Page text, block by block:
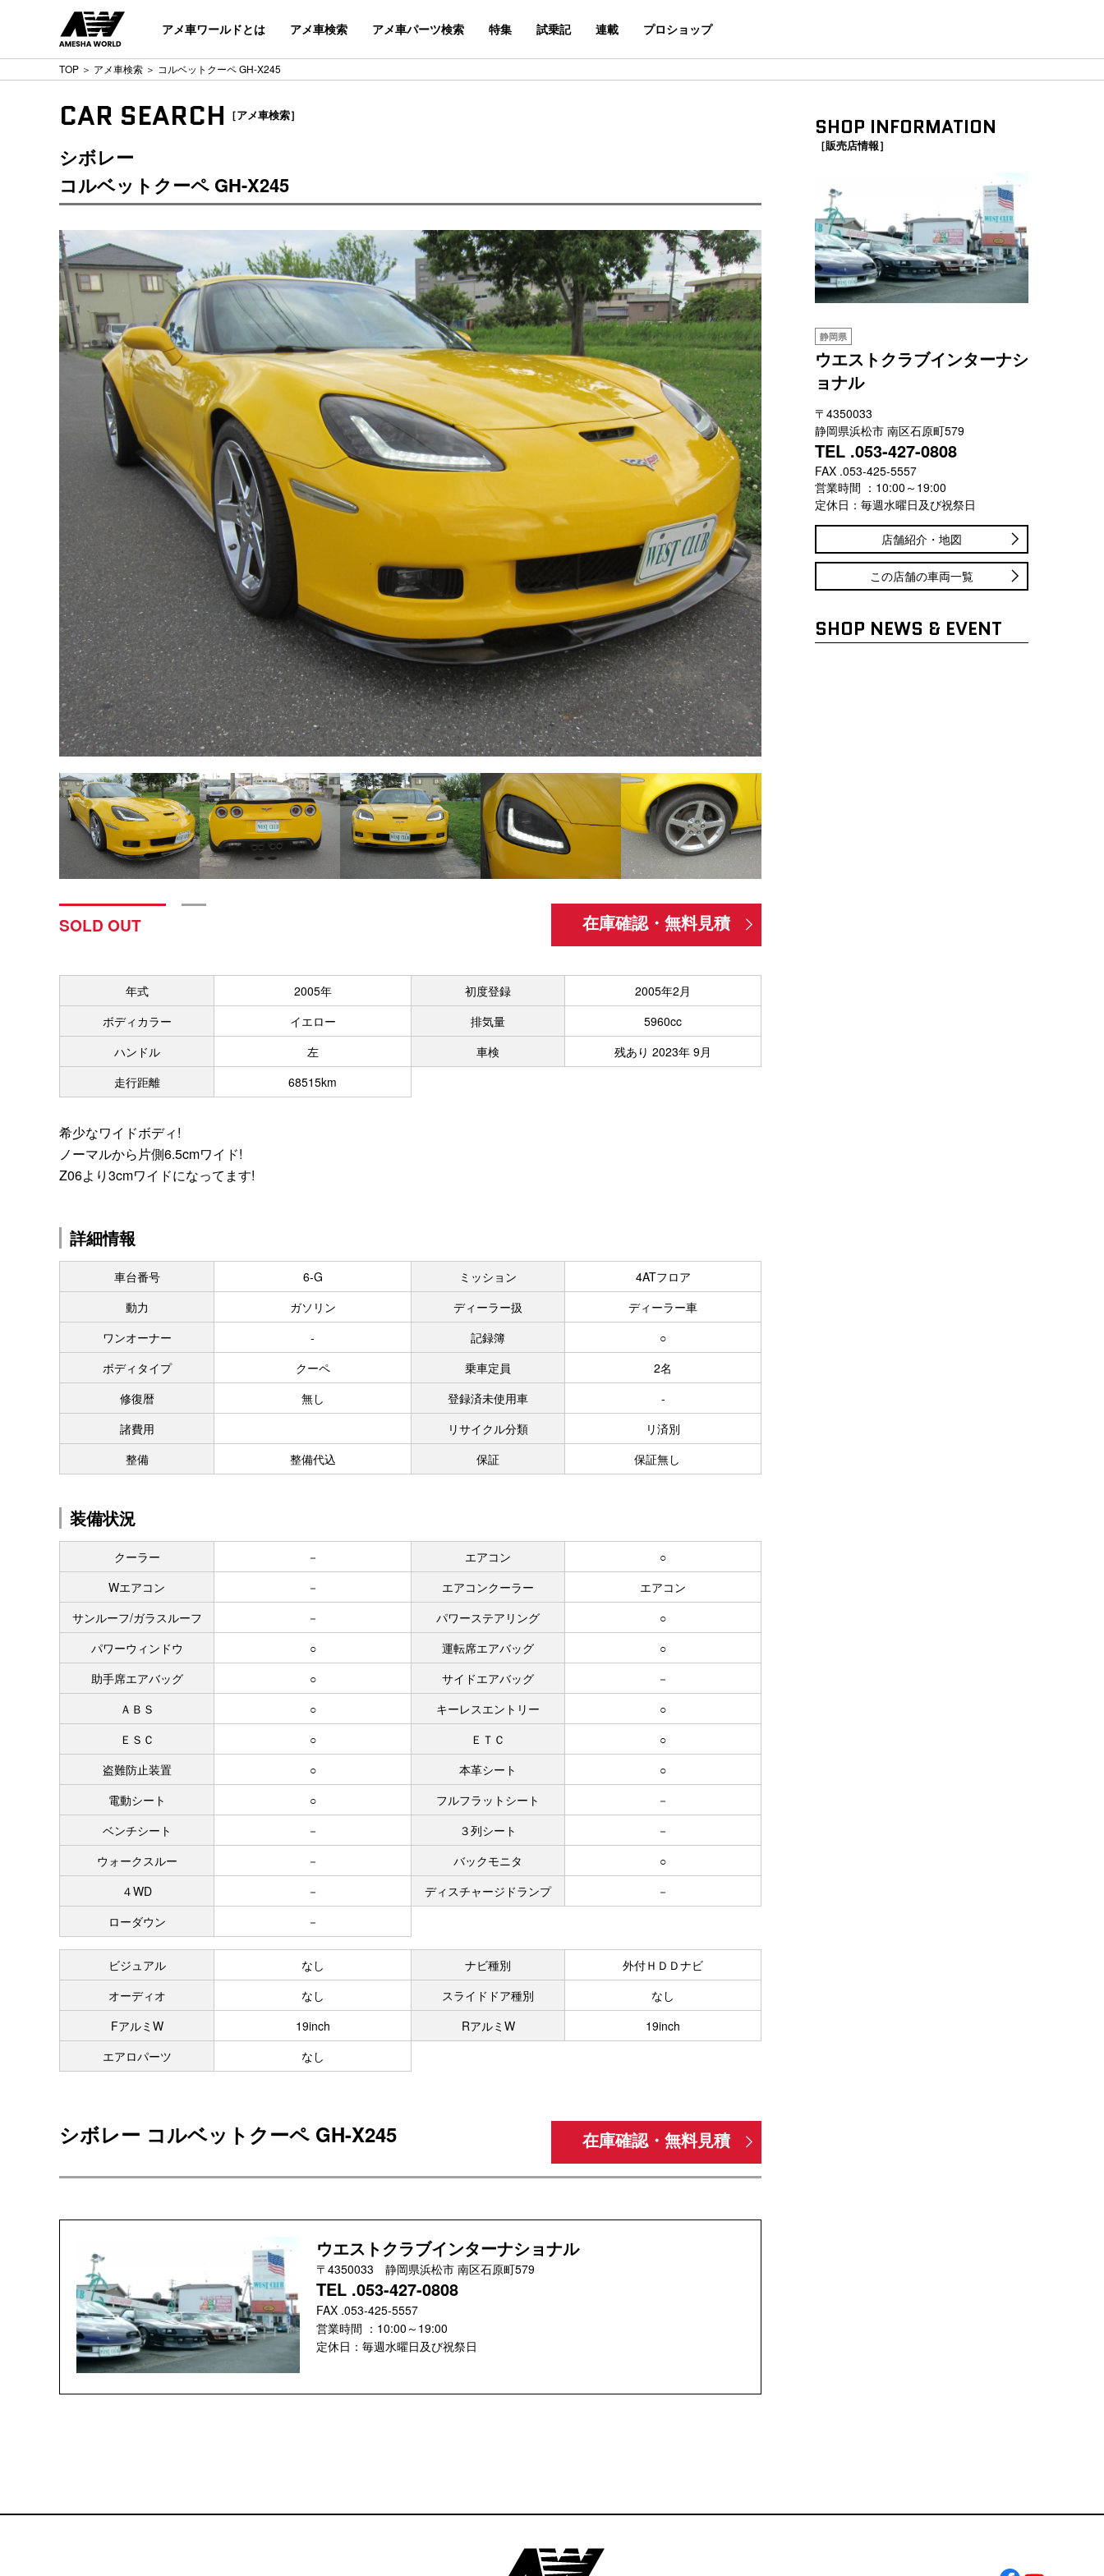
アメ車ワールドとは アメ車検索 アメ車パーツ検索 特集 試乗記 連載 プロショップ
TOP ＞ アメ車検索 ＞ コルベットクーペ GH-X245
CAR SEARCH ［アメ車検索］
シボレー
コルベットクーペ GH-X245
SOLD OUT 在庫確認・無料見積
年式 2005年 初度登録
2005年2月
ボディカラー
イエロー 排気量
5960cc
ハンドル
左 車検
残あり 2023年 9月
走行距離
68515km
希少なワイドボディ!
ノーマルから片側6.5cmワイド!
Z06より3cmワイドになってます!
詳細情報
車台番号 6-G ミッション
4ATフロア
動力
ガソリン ディーラー扱
ディーラー車
ワンオーナー
- 記録簿
○
ボディタイプ
クーペ 乗車定員
2名
修復暦
無し 登録済未使用車
-
諸費用
リサイクル分類
リ済別
整備
整備代込 保証 保証無し
装備状況
クーラー － エアコン
○
Wエアコン
－ エアコンクーラー
エアコン
サンルーフ/ガラスルーフ
－ パワーステアリング
○
パワーウィンドウ
○ 運転席エアバッグ
○
助手席エアバッグ
○ サイドエアバッグ
－
ＡＢＳ
○ キーレスエントリー
○
ＥＳＣ
○ ＥＴＣ
○
盗難防止装置
○ 本革シート
○
電動シート
○ フルフラットシート
－
ベンチシート
－ ３列シート
－
ウォークスルー
－ バックモニタ
○
４WD
－ ディスチャージドランプ
－
ローダウン
－
ビジュアル なし ナビ種別
外付ＨＤＤナビ
オーディオ
なし スライドドア種別
なし
FアルミW
19inch RアルミW
19inch
エアロパーツ
なし
シボレー コルベットクーペ GH-X245 在庫確認・無料見積
ウエストクラブインターナショナル
〒4350033 静岡県浜松市 南区石原町579
TEL .053-427-0808
FAX .053-425-5557
営業時間 ：10:00～19:00
定休日：毎週水曜日及び祝祭日
SHOP INFORMATION
［販売店情報］
静岡県
ウエストクラブインターナシ
ョナル
〒4350033
静岡県浜松市 南区石原町579
TEL .053-427-0808
FAX .053-425-5557
営業時間 ：10:00～19:00
定休日：毎週水曜日及び祝祭日
店舗紹介・地図
この店舗の車両一覧
SHOP NEWS & EVENT